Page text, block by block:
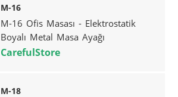
M-16
M-16 Ofis Masası - Elektrostatik
Boyalı Metal Masa Ayağı
CarefulStore
M-18